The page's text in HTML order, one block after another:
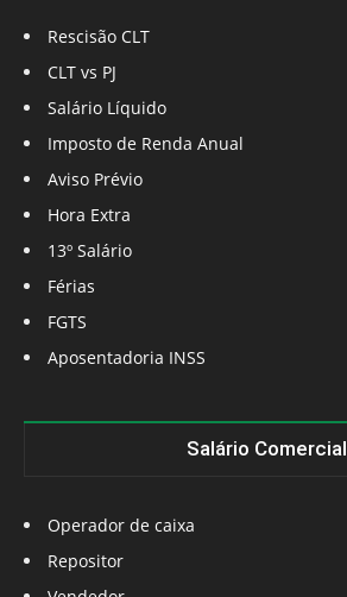
Rescisão CLT
CLT vs PJ
Salário Líquido
Imposto de Renda Anual
Aviso Prévio
Hora Extra
13º Salário
Férias
FGTS
Aposentadoria INSS
Salário Comercial
Operador de caixa
Repositor